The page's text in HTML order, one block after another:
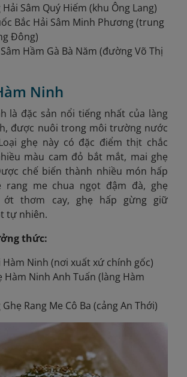
Sâm Quý Hiếm (khu Ông Lang)
Bắc Hải Sâm Minh Phương (trung
Đông)
Hầm Gà Bà Năm (đường Võ Thị
Ninh
là đặc sản nổi tiếng nhất của làng
được nuôi trong môi trường nước
ghẹ này có đặc điểm thịt chắc
màu cam đỏ bắt mắt, mai ghẹ
chế biến thành nhiều món hấp
rang me chua ngọt đậm đà, ghẹ
ớt thơm cay, ghẹ hấp gừng giữ
tự nhiên.
thức:
Hàm Ninh (nơi xuất xứ chính gốc)
Hàm Ninh Anh Tuấn (làng Hàm
Rang Me Cô Ba (cảng An Thới)